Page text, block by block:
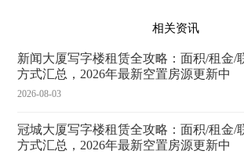
相关资讯
新闻大厦写字楼租赁全攻略：面积/租金/
方式汇总，2026年最新空置房源更新中
2026-08-03
冠城大厦写字楼租赁全攻略：面积/租金/
方式汇总，2026年最新空置房源更新中